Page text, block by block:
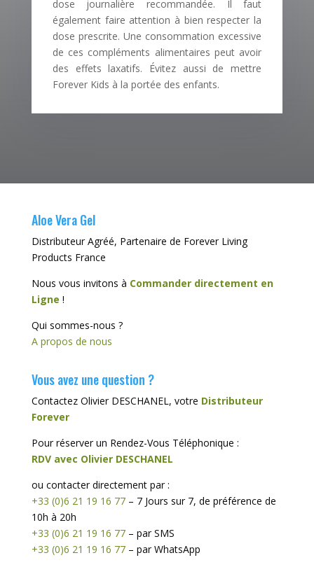
dose journalière recommandée. Il faut
également faire attention à bien respecter la
dose prescrite. Une consommation excessive
de ces compléments alimentaires peut avoir
des effets laxatifs. Évitez aussi de mettre
Forever Kids à la portée des enfants.
Aloe Vera Gel
Distributeur Agréé, Partenaire de Forever Living
Products France
Nous vous invitons à Commander directement en
Ligne !
Qui sommes-nous ?
A propos de nous
Vous avez une question ?
Contactez Olivier DESCHANEL, votre Distributeur
Forever
Pour réserver un Rendez-Vous Téléphonique :
RDV avec Olivier DESCHANEL
ou contacter directement par :
+33 (0)6 21 19 16 77– 7 Jours sur 7, de préférence de
10h à 20h
+33 (0)6 21 19 16 77– par SMS
+33 (0)6 21 19 16 77– par WhatsApp